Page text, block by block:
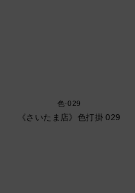
色-029
《さいたま店》色打掛 029